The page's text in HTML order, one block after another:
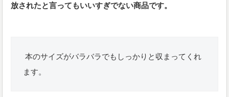
放されたと言ってもいいすぎでない商品です。
本のサイズがバラバラでもしっかりと収まってくれ
ます。